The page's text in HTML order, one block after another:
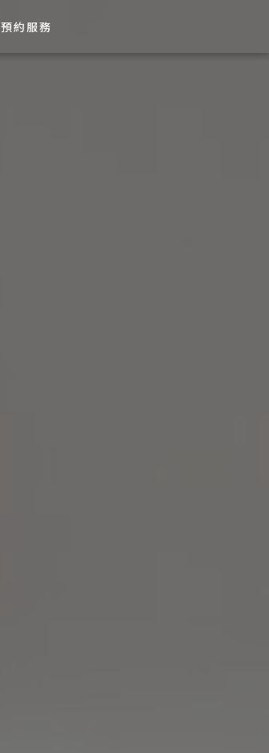
預約服務